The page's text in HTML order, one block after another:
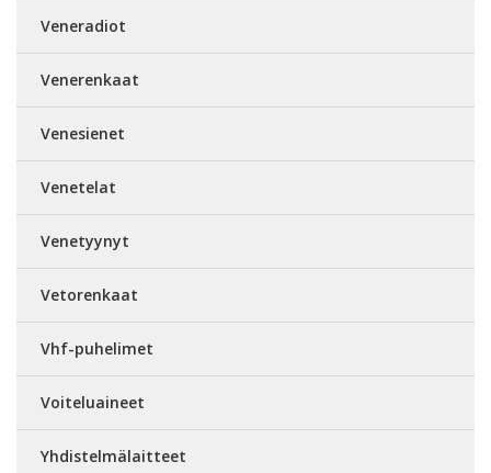
Veneradiot
Venerenkaat
Venesienet
Venetelat
Venetyynyt
Vetorenkaat
Vhf-puhelimet
Voiteluaineet
Yhdistelmälaitteet